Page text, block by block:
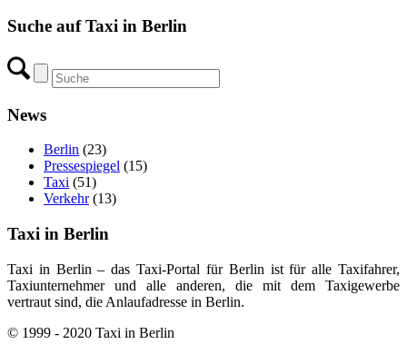
Suche auf Taxi in Berlin
News
Berlin (23)
Pressespiegel (15)
Taxi (51)
Verkehr(13)
Taxi in Berlin
Taxi in Berlin – das Taxi-Portal für Berlin ist für alle Taxifahrer,
Taxiunternehmer und alle anderen, die mit dem Taxigewerbe
vertraut sind, die Anlaufadresse in Berlin.
© 1999 - 2020 Taxi in Berlin